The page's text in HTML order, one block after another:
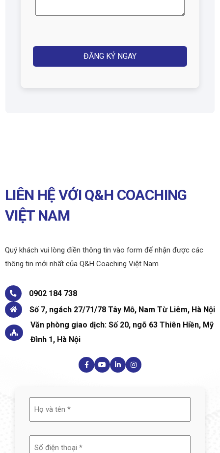
LIÊN HỆ VỚI Q&H COACHING
VIỆT NAM
Quý khách vui lòng điền thông tin vào form để nhận được các
thông tin mới nhất của Q&H Coaching Việt Nam
0902 184 738
Số 7, ngách 27/71/78 Tây Mỗ, Nam Từ Liêm, Hà Nội
Văn phòng giao dịch: Số 20, ngõ 63 Thiên Hiền, Mỹ
Đình 1, Hà Nội
tên
(Required)